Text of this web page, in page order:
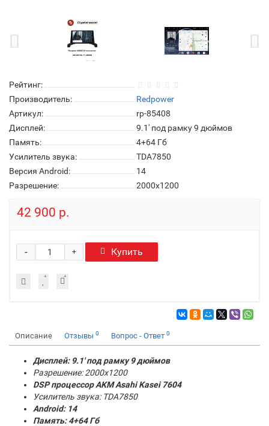
Рейтинг:
Производитель:
Redpower
Артикул:
rp-85408
Дисплей:
9.1' под рамку 9 дюймов
Память:
4+64 Гб
Усилитель звука:
TDA7850
Версия Android:
14
Разрешение:
2000x1200
42 900 р.
+
- Купить
Описание Отзывы 0 Вопрос - Ответ 0
Дисплей: 9.1' под рамку 9 дюймов
Разрешение: 2000x1200
DSP процессор AKM Asahi Kasei 7604
Усилитель звука: TDA7850
Android: 14
Память:4+64 Гб